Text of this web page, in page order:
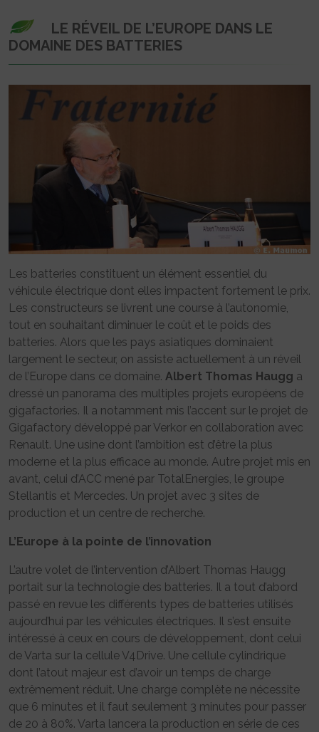
LE RÉVEIL DE L’EUROPE DANS LE
DOMAINE DES BATTERIES
Les batteries constituent un élément essentiel du
véhicule électrique dont elles impactent fortement le prix.
Les constructeurs se livrent une course à l’autonomie,
tout en souhaitant diminuer le coût et le poids des
batteries. Alors que les pays asiatiques dominaient
largement le secteur, on assiste actuellement à un réveil
de l’Europe dans ce domaine. Albert Thomas Haugg a
dressé un panorama des multiples projets européens de
gigafactories. Il a notamment mis l’accent sur le projet de
Gigafactory développé par Verkor en collaboration avec
Renault. Une usine dont l’ambition est d’être la plus
moderne et la plus efficace au monde. Autre projet mis en
avant, celui d’ACC mené par TotalEnergies, le groupe
Stellantis et Mercedes. Un projet avec 3 sites de
production et un centre de recherche.
L’Europe à la pointe de l’innovation
L’autre volet de l’intervention d’Albert Thomas Haugg
portait sur la technologie des batteries. Il a tout d’abord
passé en revue les différents types de batteries utilisés
aujourd’hui par les véhicules électriques. Il s’est ensuite
intéressé à ceux en cours de développement, dont celui
de Varta sur la cellule V4Drive. Une cellule cylindrique
dont l’atout majeur est d’avoir un temps de charge
extrêmement réduit. Une charge complète ne nécessite
que 6 minutes et il faut seulement 3 minutes pour passer
de 20 à 80%. Varta lancera la production en série de ces